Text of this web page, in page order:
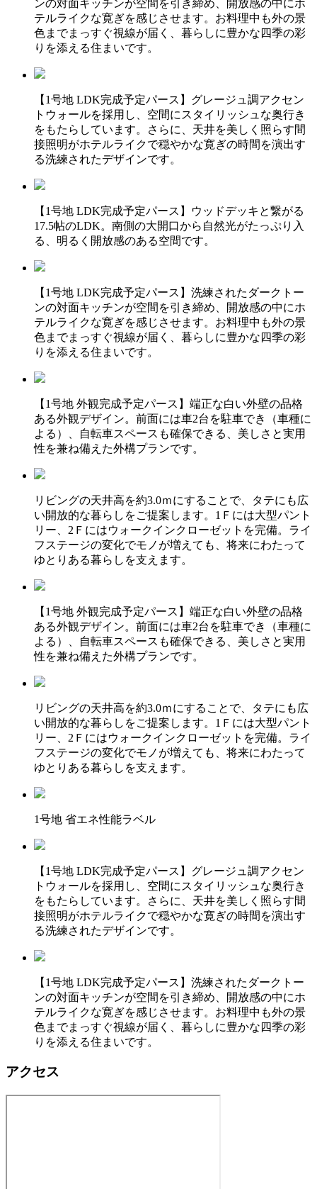
ンの対面キッチンが空間を引き締め、開放感の中にホ
テルライクな寛ぎを感じさせます。お料理中も外の景
色までまっすぐ視線が届く、暮らしに豊かな四季の彩
りを添える住まいです。
【1号地 LDK完成予定パース】グレージュ調アクセン
トウォールを採用し、空間にスタイリッシュな奥行き
をもたらしています。さらに、天井を美しく照らす間
接照明がホテルライクで穏やかな寛ぎの時間を演出す
る洗練されたデザインです。
【1号地 LDK完成予定パース】ウッドデッキと繋がる
17.5帖のLDK。南側の大開口から自然光がたっぷり入
る、明るく開放感のある空間です。
【1号地 LDK完成予定パース】洗練されたダークトー
ンの対面キッチンが空間を引き締め、開放感の中にホ
テルライクな寛ぎを感じさせます。お料理中も外の景
色までまっすぐ視線が届く、暮らしに豊かな四季の彩
りを添える住まいです。
【1号地 外観完成予定パース】端正な白い外壁の品格
ある外観デザイン。前面には車2台を駐車でき（車種に
よる）、自転車スペースも確保できる、美しさと実用
性を兼ね備えた外構プランです。
リビングの天井高を約3.0ｍにすることで、タテにも広
い開放的な暮らしをご提案します。1Ｆには大型パント
リー、2Ｆにはウォークインクローゼットを完備。ライ
フステージの変化でモノが増えても、将来にわたって
ゆとりある暮らしを支えます。
【1号地 外観完成予定パース】端正な白い外壁の品格
ある外観デザイン。前面には車2台を駐車でき（車種に
よる）、自転車スペースも確保できる、美しさと実用
性を兼ね備えた外構プランです。
リビングの天井高を約3.0ｍにすることで、タテにも広
い開放的な暮らしをご提案します。1Ｆには大型パント
リー、2Ｆにはウォークインクローゼットを完備。ライ
フステージの変化でモノが増えても、将来にわたって
ゆとりある暮らしを支えます。
1号地 省エネ性能ラベル
【1号地 LDK完成予定パース】グレージュ調アクセン
トウォールを採用し、空間にスタイリッシュな奥行き
をもたらしています。さらに、天井を美しく照らす間
接照明がホテルライクで穏やかな寛ぎの時間を演出す
る洗練されたデザインです。
【1号地 LDK完成予定パース】洗練されたダークトー
ンの対面キッチンが空間を引き締め、開放感の中にホ
テルライクな寛ぎを感じさせます。お料理中も外の景
色までまっすぐ視線が届く、暮らしに豊かな四季の彩
りを添える住まいです。
アクセス